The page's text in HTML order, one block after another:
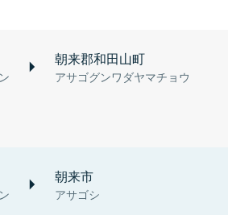
朝来郡和田山町
アサゴグンワダヤマチョウ
朝来市
アサゴシ